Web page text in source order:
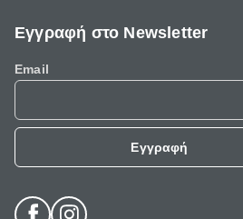
Εγγραφή στο Newsletter
Email
Εγγραφή